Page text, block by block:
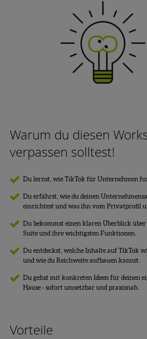
Warum du diesen
verpassen solltest!
Du lernst, wie TikTok für Unternehmen
Du erfährst, wie du deinen
einrichtest und was ihn vom Privatprofil
Du bekommst einen klaren Überblick über
Suite und ihre wichtigsten Funktionen.
Du entdeckst, welche Inhalte auf TikTok
und wie du Reichweite aufbauen kannst.
Du gehst mit konkreten Ideen für deinen
Hause - sofort umsetzbar und praxisnah.
Vorteile